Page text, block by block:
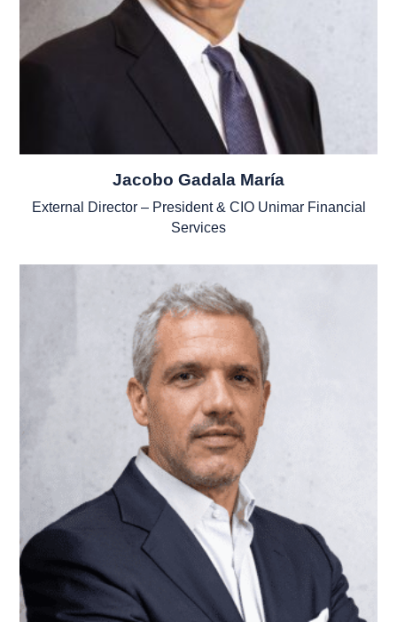
Jacobo Gadala María
External Director – President & CIO Unimar Financial
Services